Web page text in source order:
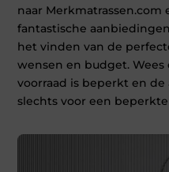
naar Merkmatrassen.com
fantastische
het vinden van de
wensen en budget. Wees
voorraad is beperkt en
slechts voor een